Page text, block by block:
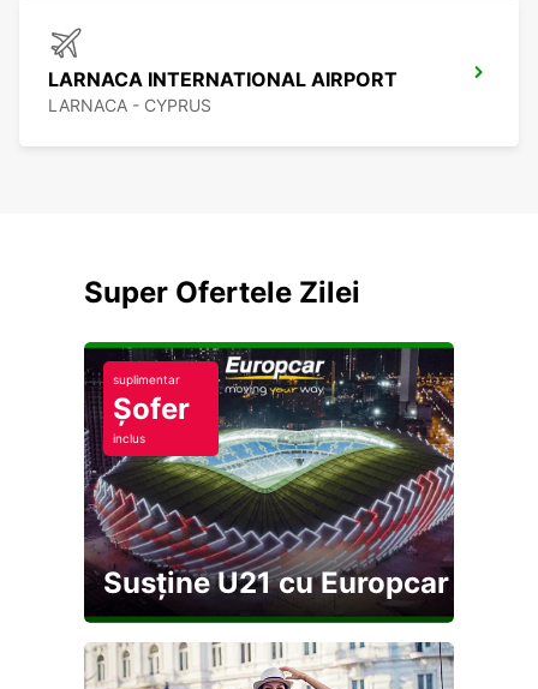
LARNACA INTERNATIONAL AIRPORT
LARNACA - CYPRUS
Super Ofertele Zilei
suplimentar
Șofer
inclus
Susține U21 cu Europcar